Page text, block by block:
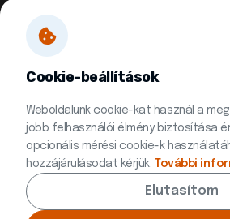
Cookie-beállítások
Weboldalunk cookie-kat használ a
jobb felhasználói élmény biztosítása
opcionális mérési cookie-k
hozzájárulásodat kérjük.
További
Elutasítom